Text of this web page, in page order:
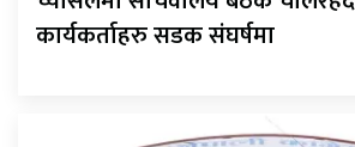
कार्यकर्ताहरु सडक संघर्षमा